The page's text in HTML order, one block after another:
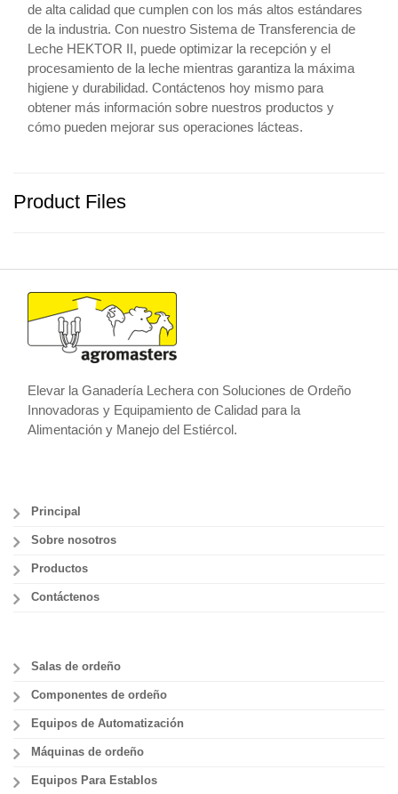
de alta calidad que cumplen con los más altos estándares
de la industria. Con nuestro Sistema de Transferencia de
Leche HEKTOR II, puede optimizar la recepción y el
procesamiento de la leche mientras garantiza la máxima
higiene y durabilidad. Contáctenos hoy mismo para
obtener más información sobre nuestros productos y
cómo pueden mejorar sus operaciones lácteas.
Product Files
Elevar la Ganadería Lechera con Soluciones de Ordeño
Innovadoras y Equipamiento de Calidad para la
Alimentación y Manejo del Estiércol.
Principal
Sobre nosotros
Productos
Contáctenos
Salas de ordeño
Componentes de ordeño
Equipos de Automatización
Máquinas de ordeño
Equipos Para Establos